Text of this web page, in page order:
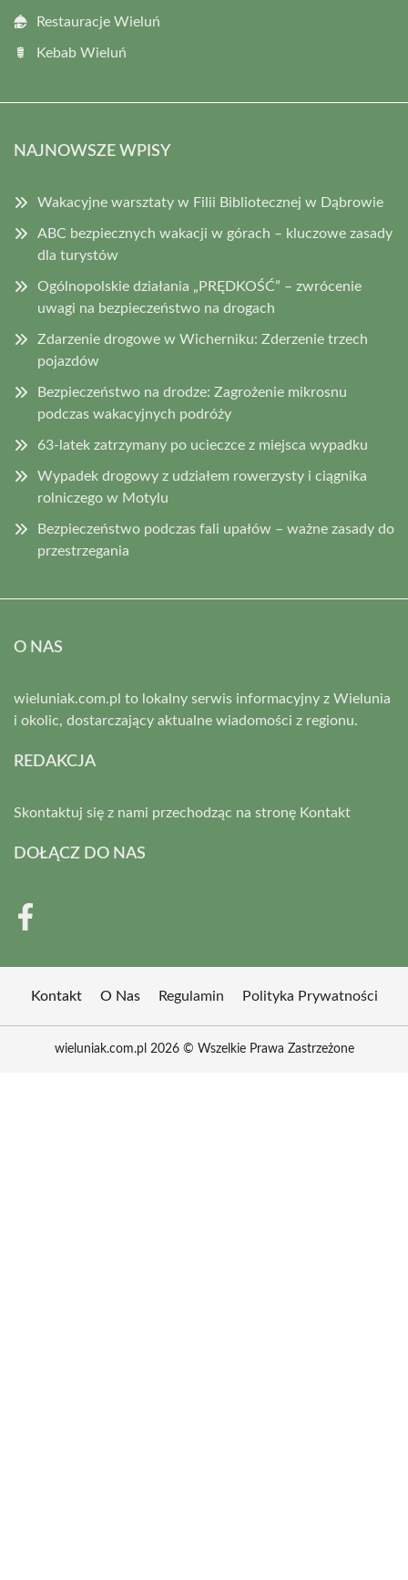
Restauracje Wieluń
Kebab Wieluń
NAJNOWSZE WPISY
Wakacyjne warsztaty w Filii Bibliotecznej w Dąbrowie
ABC bezpiecznych wakacji w górach – kluczowe zasady
dla turystów
Ogólnopolskie działania „PRĘDKOŚĆ” – zwrócenie
uwagi na bezpieczeństwo na drogach
Zdarzenie drogowe w Wicherniku: Zderzenie trzech
pojazdów
Bezpieczeństwo na drodze: Zagrożenie mikrosnu
podczas wakacyjnych podróży
63-latek zatrzymany po ucieczce z miejsca wypadku
Wypadek drogowy z udziałem rowerzysty i ciągnika
rolniczego w Motylu
Bezpieczeństwo podczas fali upałów – ważne zasady do
przestrzegania
O NAS
wieluniak.com.pl to lokalny serwis informacyjny z Wielunia
i okolic, dostarczający aktualne wiadomości z regionu.
REDAKCJA
Skontaktuj się z nami przechodząc na stronę Kontakt
DOŁĄCZ DO NAS
Kontakt O Nas Regulamin Polityka Prywatności
wieluniak.com.pl 2026 © Wszelkie Prawa Zastrzeżone